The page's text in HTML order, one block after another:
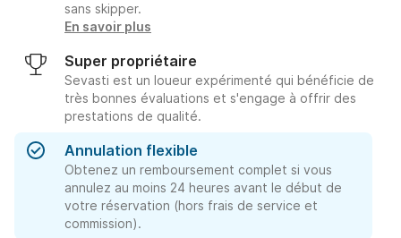
sans skipper.
En savoir plus
Super propriétaire
Sevasti est un loueur expérimenté qui bénéficie de
très bonnes évaluations et s'engage à offrir des
prestations de qualité.
Annulation flexible
Obtenez un remboursement complet si vous
annulez au moins 24 heures avant le début de
votre réservation (hors frais de service et
commission).